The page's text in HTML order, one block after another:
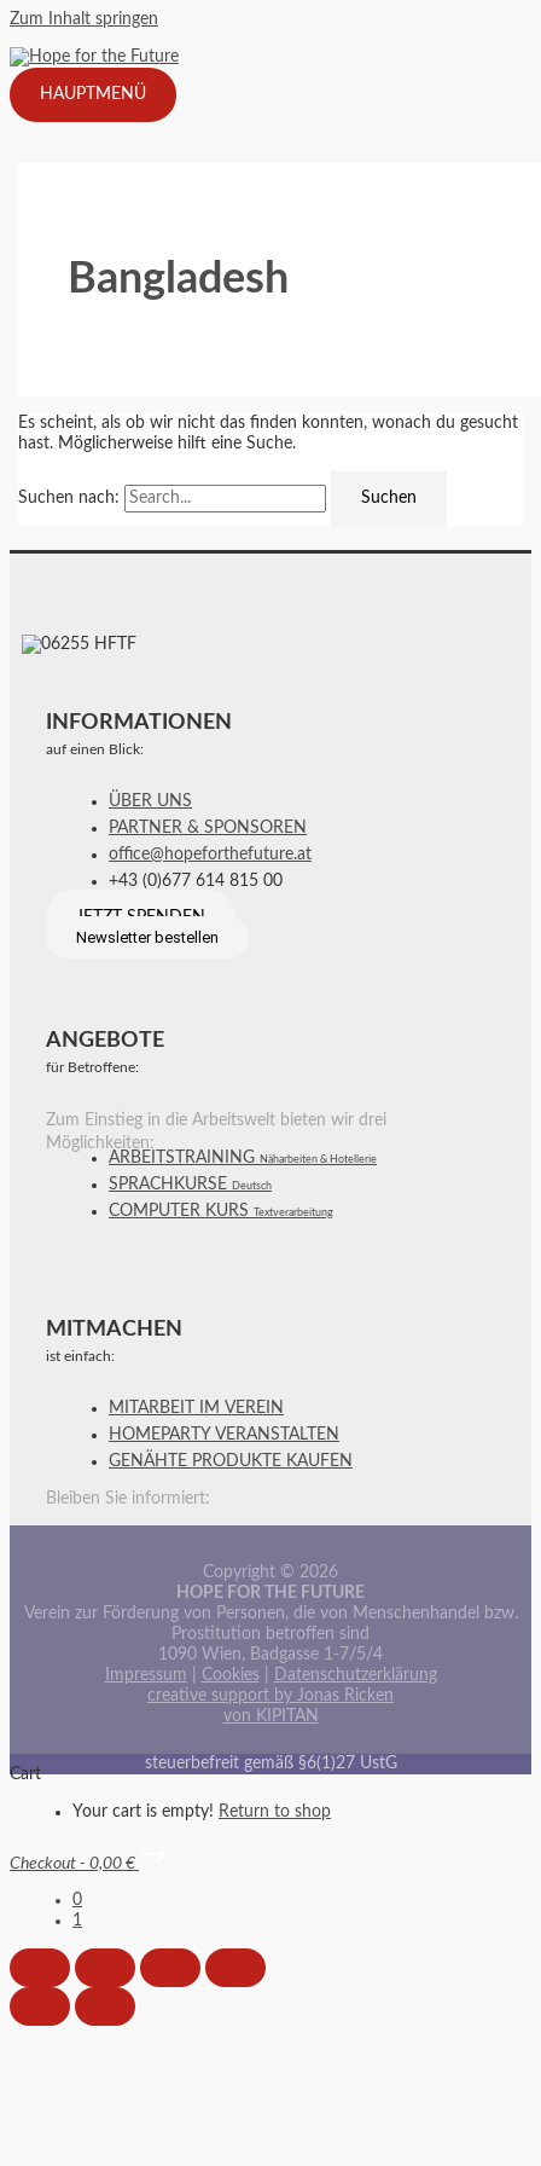
Zum Inhalt springen
HAUPTMENÜ
Bangladesh
Es scheint, als ob wir nicht das finden konnten, wonach du gesucht
hast. Möglicherweise hilft eine Suche.
Suchen nach:
INFORMATIONEN
auf einen Blick:
ÜBER UNS
PARTNER & SPONSOREN
office@hopeforthefuture.at
+43 (0)677 614 815 00
JETZT SPENDEN
Newsletter bestellen
ANGEBOTE
für Betroffene:
Zum Einstieg in die Arbeitswelt bieten wir drei
Möglichkeiten:
ARBEITSTRAINING Näharbeiten & Hotellerie
SPRACHKURSE Deutsch
COMPUTER KURS Textverarbeitung
MITMACHEN
ist einfach:
MITARBEIT IM VEREIN
HOMEPARTY VERANSTALTEN
GENÄHTE PRODUKTE KAUFEN
Bleiben Sie informiert:
Copyright © 2026
HOPE FOR THE FUTURE
Verein zur Förderung von Personen, die von Menschenhandel bzw.
Prostitution betroffen sind
1090 Wien, Badgasse 1-7/5/4
Impressum
Cookies|
Datenschutzerklärung
creative support by Jonas Ricken
von KIPITAN
steuerbefreit gemäß §6(1)27 UstG
Cart
Your cart is empty! Return to shop
Checkout - 0,00 €
0
1